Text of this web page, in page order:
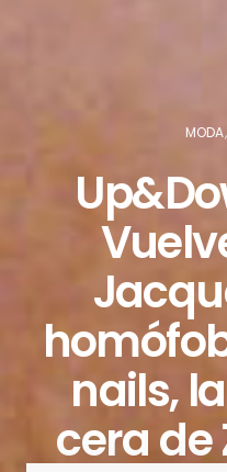
MODA
nails,
cera